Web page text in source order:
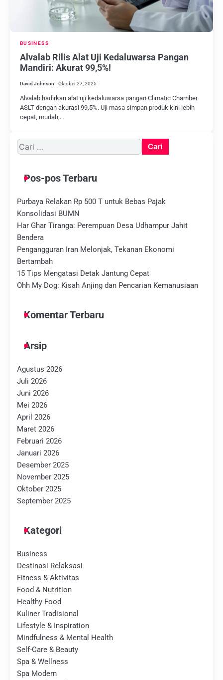
BUSINESS
Alvalab Rilis Alat Uji Kedaluwarsa Pangan
Mandiri: Akurat 99,5%!
David Johnson Oktober 27, 2025
Alvalab hadirkan alat uji kedaluwarsa pangan Climatic Chamber
ASLT dengan akurasi 99,5%. Uji masa simpan produk kini lebih
cepat, mudah,…
Cari
untuk:
Pos-pos Terbaru
Purbaya Relakan Rp 500 T untuk Bebas Pajak
Konsolidasi BUMN
Har Ghar Tiranga: Perempuan Desa Udhampur Jahit
Bendera
Pengangguran Iran Melonjak, Tekanan Ekonomi
Bertambah
15 Tips Mengatasi Detak Jantung Cepat
Ohh My Dog: Kisah Anjing dan Pencarian Kemanusiaan
Komentar Terbaru
Arsip
Agustus 2026
Juli 2026
Juni 2026
Mei 2026
April 2026
Maret 2026
Februari 2026
Januari 2026
Desember 2025
November 2025
Oktober 2025
September 2025
Kategori
Business
Destinasi Relaksasi
Fitness & Aktivitas
Food & Nutrition
Healthy Food
Kuliner Tradisional
Lifestyle & Inspiration
Mindfulness & Mental Health
Self-Care & Beauty
Spa & Wellness
Spa Modern